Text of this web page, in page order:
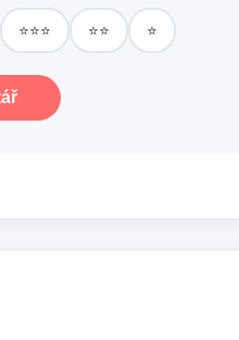
⭐⭐⭐ ⭐⭐ ⭐